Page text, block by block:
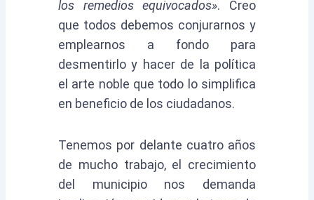
los remedios equivocados». Creo
que todos debemos conjurarnos y
emplearnos a fondo para
desmentirlo y hacer de la política
el arte noble que todo lo simplifica
en beneficio de los ciudadanos.
Tenemos por delante cuatro años
de mucho trabajo, el crecimiento
del municipio nos demanda